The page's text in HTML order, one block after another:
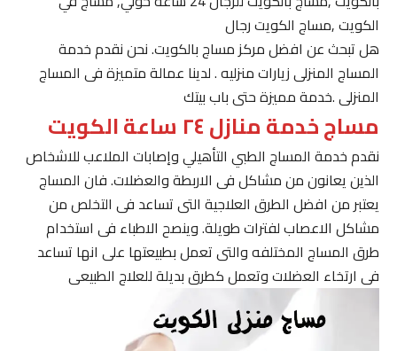
الكويت ,مساج الكويت رجال
هل تبحث عن افضل مركز مساج بالكويت. نحن نقدم خدمة
المساج المنزلى زيارات منزليه . لدينا عمالة متميزة فى المساج
المنزلى .خدمة مميزة حتى باب بيتك
مساج خدمة منازل ٢٤ ساعة الكويت
نقدم خدمة المساج الطبي التأهيلي وإصابات الملاعب للاشخاص
الذين يعانون من مشاكل فى الاربطة والعضلات. فان المساج
يعتبر من افضل الطرق العلاجية التى تساعد فى التخلص من
مشاكل الاعصاب لفترات طويلة. وينصح الاطباء فى استخدام
طرق المساج المختلفه والتى تعمل بطبيعتها على انها تساعد
فى ارتخاء العضلات وتعمل كطرق بديلة للعلاج الطبيعى